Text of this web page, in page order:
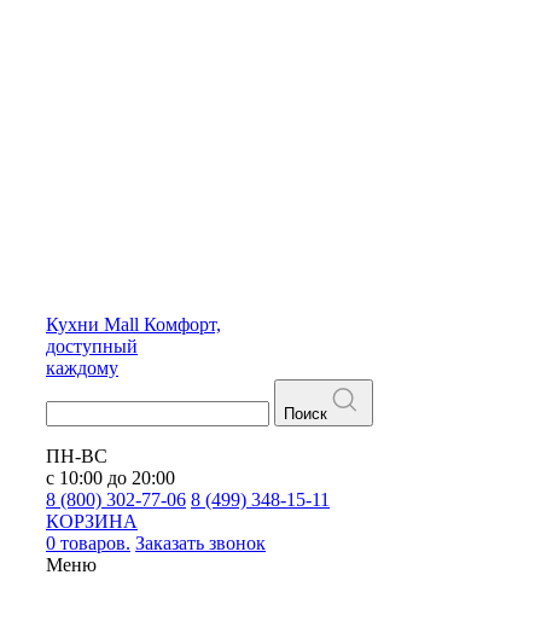
Кухни Mall Комфорт,
доступный
каждому
Поиск
ПН-ВС
с 10:00 до 20:00
8 (800) 302-77-06 8 (499) 348-15-11
КОРЗИНА
0 товаров. Заказать звонок
Меню